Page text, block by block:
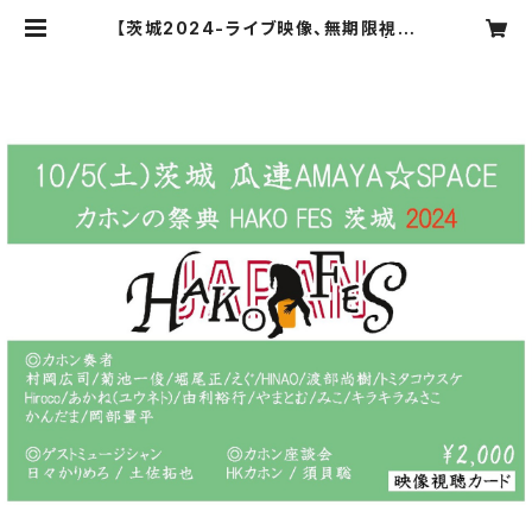
【茨城2024-ライブ映像、無期限視聴